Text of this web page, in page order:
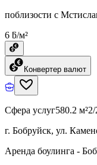
поблизости с
6 ƃ/м²
Конвертер валют
Сфера услуг580.2 м²
г. Бобруйск, ул.
Аренда боулинга -